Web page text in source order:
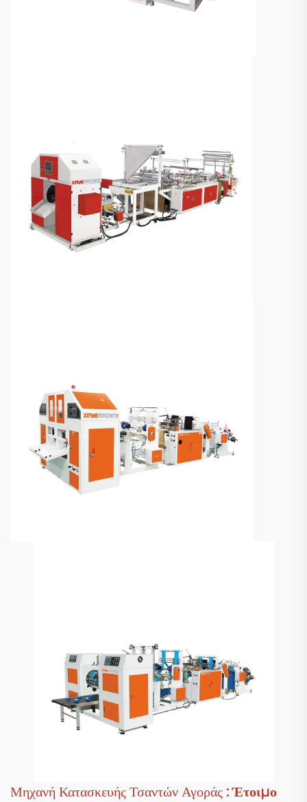
Μηχανή Κατασκευής Τσαντών Αγοράς : Έτοιμο